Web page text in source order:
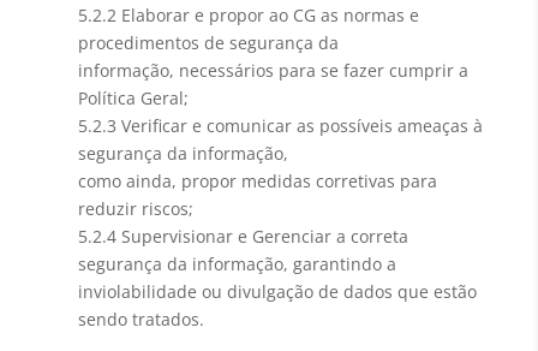
5.2.2 Elaborar e propor ao CG as normas e
procedimentos de segurança da
informação, necessários para se fazer cumprir a
Política Geral;
5.2.3 Verificar e comunicar as possíveis ameaças à
segurança da informação,
como ainda, propor medidas corretivas para
reduzir riscos;
5.2.4 Supervisionar e Gerenciar a correta
segurança da informação, garantindo a
inviolabilidade ou divulgação de dados que estão
sendo tratados.